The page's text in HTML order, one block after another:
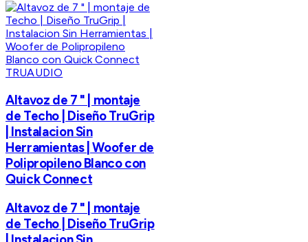
TRUAUDIO
Altavoz de 7 " | montaje
de Techo | Diseño TruGrip
| Instalacion Sin
Herramientas | Woofer de
Polipropileno Blanco con
Quick Connect
Altavoz de 7 " | montaje
de Techo | Diseño TruGrip